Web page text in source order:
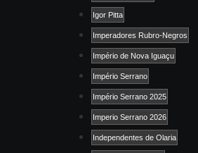
Igor Pitta
Imperadores Rubro-Negros
Império de Nova Iguaçu
Império Serrano
Império Serrano 2025
Imperio Serrano 2026
Independentes de Olaria